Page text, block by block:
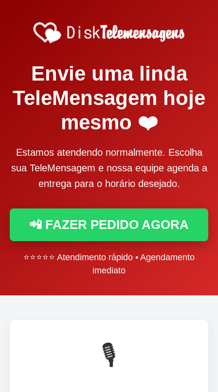
Envie uma linda
TeleMensagem hoje
mesmo ❤️
Estamos atendendo normalmente. Escolha
sua TeleMensagem e nossa equipe agenda a
entrega para o horário desejado.
📲 FAZER PEDIDO AGORA
⭐⭐⭐⭐⭐ Atendimento rápido • Agendamento
imediato
🎙️